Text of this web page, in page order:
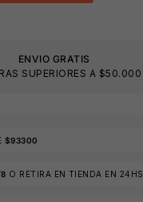
ENVIO GRATIS
SUPERIORES A $50.000
$93300
O RETIRA EN TIENDA EN 24HS